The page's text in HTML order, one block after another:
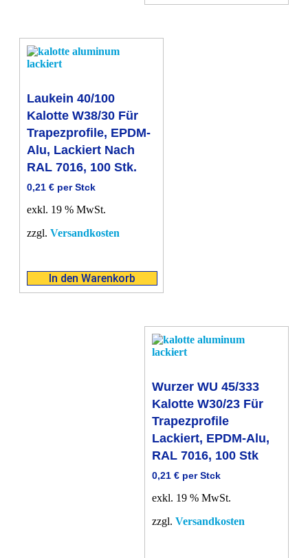
Laukein 40/100
Kalotte W38/30 Für
Trapezprofile, EPDM-
Alu, Lackiert Nach
RAL 7016, 100 Stk.
0,21 € per Stck
exkl. 19 % MwSt.
zzgl. Versandkosten
In den Warenkorb
Wurzer WU 45/333
Kalotte W30/23 Für
Trapezprofile
Lackiert, EPDM-Alu,
RAL 7016, 100 Stk
0,21 € per Stck
exkl. 19 % MwSt.
zzgl. Versandkosten